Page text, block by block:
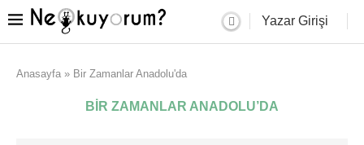
Yazar Girişi
Anasayfa » Bir Zamanlar Anadolu'da
BIR ZAMANLAR ANADOLU’DA